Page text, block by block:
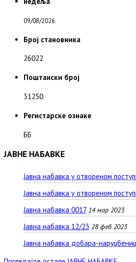
09/08/2026
Број становника
26022
Поштански број
31250
Регистарске ознаке
ББ
ЈАВНЕ НАБАВКЕ
Јавна набавка у отвореном
Јавна набавка у отвореном
Јавна набавка 0017 14 мар 2023
Јавна набавка 12/23 28 феб 2023
Јавна набавка добара-